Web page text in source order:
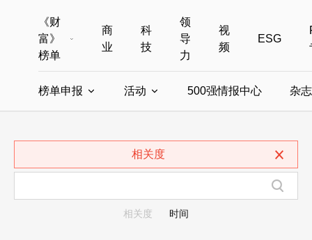
《财
富》
榜单
全部榜单
中国最具影响力商界女性
商
业
科
技
领
导
力
视
频
ESG
榜单申报 活动 500强情报中心 杂
相关度
相关度 时间